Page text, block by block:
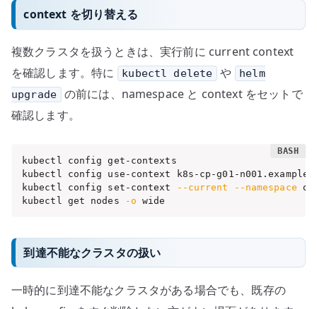
context を切り替える
複数クラスタを扱うときは、実行前に current context
を確認します。特に
kubectl delete や
helm
upgrade
の前には、namespace と context をセットで
確認します。
kubectl config get-contexts
kubectl config use-context k8s-cp-g01-
kubectl config set-context
--current --namespace
kubectl get nodes
-o wide
到達不能なクラスタの扱い
一時的に到達不能なクラスタがある場合でも、既存の